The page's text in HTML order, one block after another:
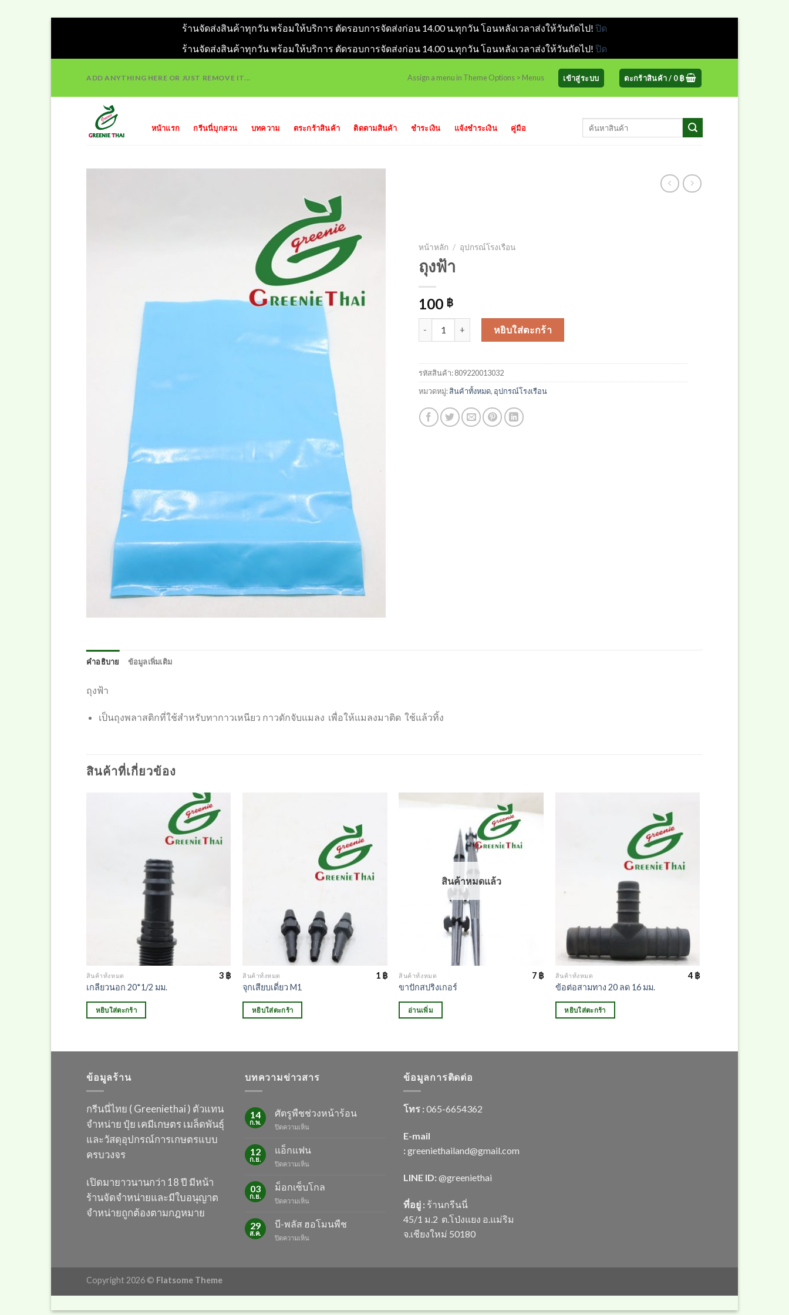
ร้านจัดส่งสินค้าทุกวัน พร้อมให้บริการ ตัดรอบการจัดส่งก่อน 14.00 น.ทุกวัน โอนหลังเวลาส่งให้วันถัดไป! ปิด
ร้านจัดส่งสินค้าทุกวัน พร้อมให้บริการ ตัดรอบการจัดส่งก่อน 14.00 น.ทุกวัน โอนหลังเวลาส่งให้วันถัดไป! ปิด
content
ADD ANYTHING HERE OR JUST REMOVE IT... Assign a menu in Theme Options > Menus เข้าสู่ระบบ ตะกร้าสินค้า / 0฿
หน้าแรก กรีนนี่บุกสวน บทความ ตระกร้าสินค้า ติดตามสินค้า ชำระเงิน แจ้งชำระเงิน คู่มือ
ค้นหา:
หน้าหลัก / อุปกรณ์โรงเรือน
ถุงฟ้า
100 ฿
หยิบใส่ตะกร้า
รหัสสินค้า:809220013032
หมวดหมู่:สินค้าทั้งหมด, อุปกรณ์โรงเรือน
คำอธิบาย ข้อมูลเพิ่มเติม
ถุงฟ้า
เป็นถุงพลาสติกที่ใช้สำหรับทากาวเหนียว กาวดักจับแมลง เพื่อให้แมลงมาติด ใช้แล้วทิ้ง
สินค้าที่เกี่ยวข้อง
สินค้าทั้งหมด
เกลียวนอก 20*1/2 มม.
3 ฿
หยิบใส่ตะกร้า
สินค้าทั้งหมด
จุกเสียบเดี่ยว M1
1 ฿
หยิบใส่ตะกร้า
สินค้าหมดแล้ว
สินค้าทั้งหมด
ขาปักสปริงเกอร์
7 ฿
อ่านเพิ่ม
สินค้าทั้งหมด
ข้อต่อสามทาง 20 ลด 16 มม.
4 ฿
หยิบใส่ตะกร้า
ข้อมูลร้าน
กรีนนี่ไทย ( Greeniethai ) ตัวแทน
จำหน่าย ปุ๋ย เคมีเกษตร เมล็ดพันธุ์
และวัสดุอุปกรณ์การเกษตรแบบ
ครบวงจร
เปิดมายาวนานกว่า 18 ปี มีหน้า
ร้านจัดจำหน่ายและมีใบอนุญาต
จำหน่ายถูกต้องตามกฎหมาย
บทความข่าวสาร
14
ก.พ.
ศัตรูพืชช่วงหน้าร้อน
ปิดความเห็น
หน้า
12
ก.ย.
แอ็กแฟน
ปิดความเห็น
แฟน
03
ก.ย.
ม็อกเซ็บโกล
ปิดความเห็น
อก
โกล
29
ส.ค.
บี-พลัส ฮอโมนพืช
ปิดความเห็น
ฮอ
ข้อมูลการติดต่อ
โทร : 065-6654362
E-mail
: greeniethailand@gmail.com
LINE ID: @greeniethai
ที่อยู่ : ร้านกรีนนี่
45/1 ม.2 ต.โป่งแยง อ.แม่ริม
จ.เชียงใหม่ 50180
Copyright 2026 © Flatsome Theme